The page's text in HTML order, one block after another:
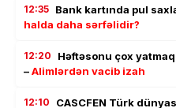
12:35 Bank kartında pul
halda daha sərfəlidir?
12:20
Həftəsonu çox
–Alimlərdən vacib izah
12:10
CASCFEN Türk